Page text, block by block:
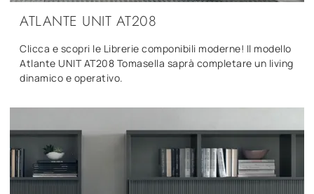
ATLANTE UNIT AT208
Clicca e scopri le Librerie componibili moderne! Il modello
Atlante UNIT AT208 Tomasella saprà completare un living
dinamico e operativo.